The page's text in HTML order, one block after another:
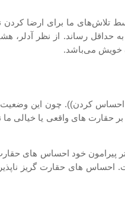
تلاش‌های ما برای ارضا کردن
رساند. از نظر آدلر،
خویش می‌باشد.
احساس کردن)). چون این
بر حقارت های واقعی یا خیالی
تر پیرامون خود احساس های
های حقارت گریز